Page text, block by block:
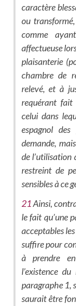
caractère
ou
comme
affectueuse
plaisanterie
chambre de
relevé, et à
requérant fait
celui dans
espagnol
demande,
de l’utilisation
restreint de
sensibles à ce
21Ainsi,
le fait qu’une
acceptables
suffire pour
à prendre en
l’existence
paragraphe 1,
saurait être